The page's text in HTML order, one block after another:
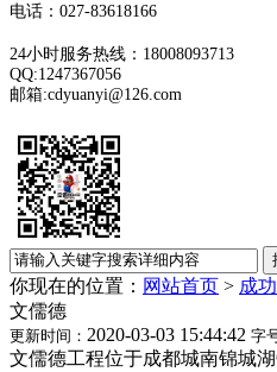
电话： 027-83618166
24小时服务热线：18008093713
QQ:1247367056
邮箱:cdyuanyi@126.com
你现在的位置： 网站首页 > 成
​文儒德
更新时间： 2020-03-03 15:44:42 字
文儒德工程位于成都城南锦城